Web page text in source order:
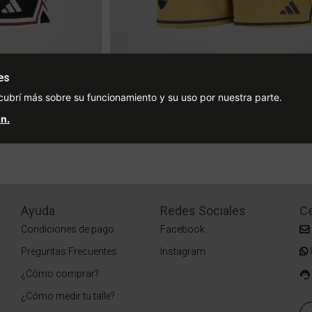
from
OFF $66.999Price reduced from
$74.999to
10% OFF
Ayuda
Condiciones de pago
Preguntas Frecuentes
¿Cómo comprar?
¿Cómo medir tu talle?
Redes Sociales
Facebook
Instagram
más sobre su funcionamiento y su uso por nuestra parte.